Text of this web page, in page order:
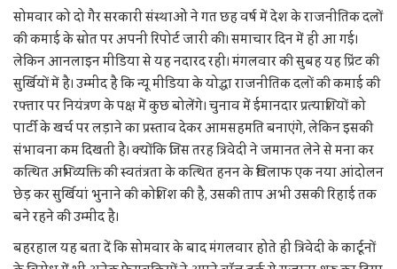
सोमवार को दो गैर सरकारी संस्थाओं ने गत छह वर्ष में देश के राजनीतिक दलों
की कमाई के स्रोत पर अपनी रिपोर्ट जारी की। समाचार दिन में ही आ गई।
लेकिन आनलाइन मीडिया से यह नदारद रही। मंगलवार की सुबह यह प्रिंट की
सुर्खियों में है। उम्मीद है कि न्यू मीडिया के योद्धा राजनीतिक दलों की कमाई की
रफ्तार पर नियंत्रण के पक्ष में कुछ बोलेंगे। चुनाव में ईमानदार प्रत्याशियों को
पार्टी के खर्च पर लड़ाने का प्रस्ताव देकर आमसहमति बनाएंगे, लेकिन इसकी
संभावना कम दिखती है। क्योंकि जिस तरह त्रिवेदी ने जमानत लेने से मना कर
कत्थित अभिव्यक्ति की स्वतंत्रता के कत्थित हनन के खिलाफ एक नया आंदोलन
छेड़ कर सुर्खियां भुनाने की कोशिश की है, उसकी ताप अभी उसकी रिहाई तक
बने रहने की उम्मीद है।
बहरहाल यह बता दें कि सोमवार के बाद मंगलवार होते ही त्रिवेदी के कार्टूनों